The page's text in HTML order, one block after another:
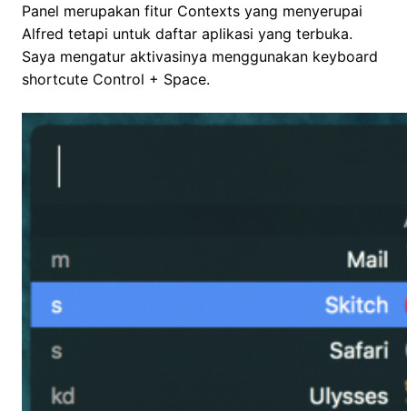
Panel merupakan fitur Contexts yang menyerupai
Alfred tetapi untuk daftar aplikasi yang terbuka.
Saya mengatur aktivasinya menggunakan keyboard
shortcute Control + Space.